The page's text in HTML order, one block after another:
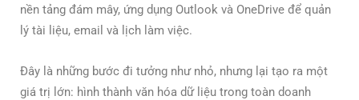
nền tảng đám mây, ứng dụng Outlook và OneDrive để quản
lý tài liệu, email và lịch làm việc.
Đây là những bước đi tưởng như nhỏ, nhưng lại tạo ra một
giá trị lớn: hình thành văn hóa dữ liệu trong toàn doanh